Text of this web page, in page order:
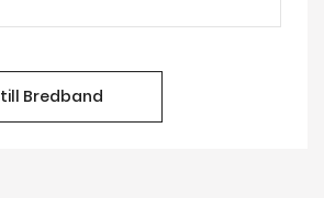
Tillbaka till Bredband